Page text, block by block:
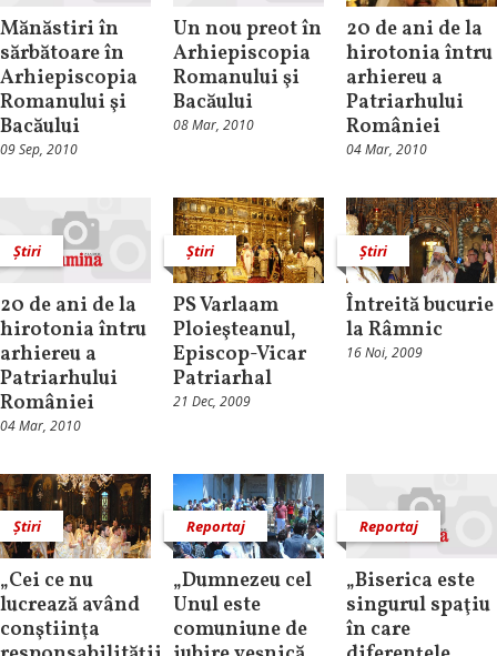
Mănăstiri în
sărbătoare în
Arhiepiscopia
Romanului şi
Bacăului
09 Sep, 2010
Un nou preot în
Arhiepiscopia
Romanului şi
Bacăului
08 Mar, 2010
20 de ani de la
hirotonia întru
arhiereu a
Patriarhului
României
04 Mar, 2010
Știri
20 de ani de la
hirotonia întru
arhiereu a
Patriarhului
României
04 Mar, 2010
Știri
PS Varlaam
Ploieşteanul,
Episcop-Vicar
Patriarhal
21 Dec, 2009
Știri
Întreită bucurie
la Râmnic
16 Noi, 2009
Știri
„Cei ce nu
lucrează având
conştiinţa
Reportaj
„Dumnezeu cel
Unul este
comuniune de
Reportaj
„Biserica este
singurul spaţiu
în care